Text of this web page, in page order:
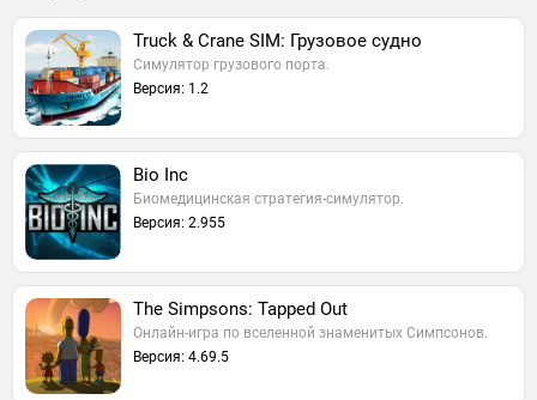
Truck & Crane SIM: Грузовое судно
Симулятор грузового порта.
Версия: 1.2
Bio Inc
Биомедицинская стратегия-симулятор.
Версия: 2.955
The Simpsons: Tapped Out
Онлайн-игра по вселенной знаменитых Симпсонов.
Версия: 4.69.5